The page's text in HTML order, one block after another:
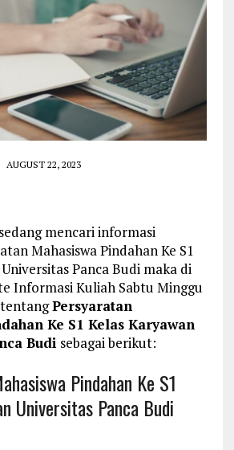
AUGUST 22, 2023
mencari informasi
Mahasiswa Pindahan Ke S1
Panca Budi maka di
Informasi Kuliah Sabtu Minggu
Persyaratan
Ke S1 Kelas Karyawan
Budi sebagai berikut:
Pindahan Ke S1
Universitas Panca Budi